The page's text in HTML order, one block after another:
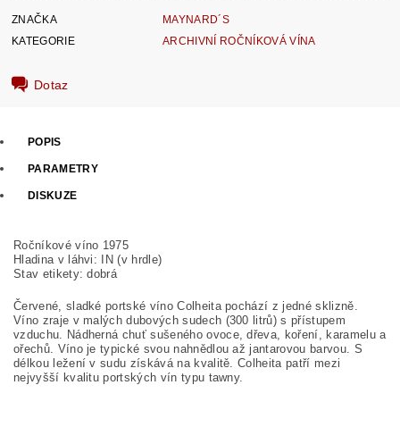
ZNAČKA
MAYNARD´S
KATEGORIE
ARCHIVNÍ ROČNÍKOVÁ VÍNA
Dotaz
POPIS
PARAMETRY
DISKUZE
Ročníkové víno 1975
Hladina v láhvi: IN (v hrdle)
Stav etikety: dobrá
Červené, sladké portské víno Colheita pochází z jedné sklizně.
Víno zraje v malých dubových sudech (300 litrů) s přístupem
vzduchu. Nádherná chuť sušeného ovoce, dřeva, koření, karamelu a
ořechů. Víno je typické svou nahnědlou až jantarovou barvou. S
délkou ležení v sudu získává na kvalitě. Colheita patří mezi
nejvyšší kvalitu portských vín typu tawny.